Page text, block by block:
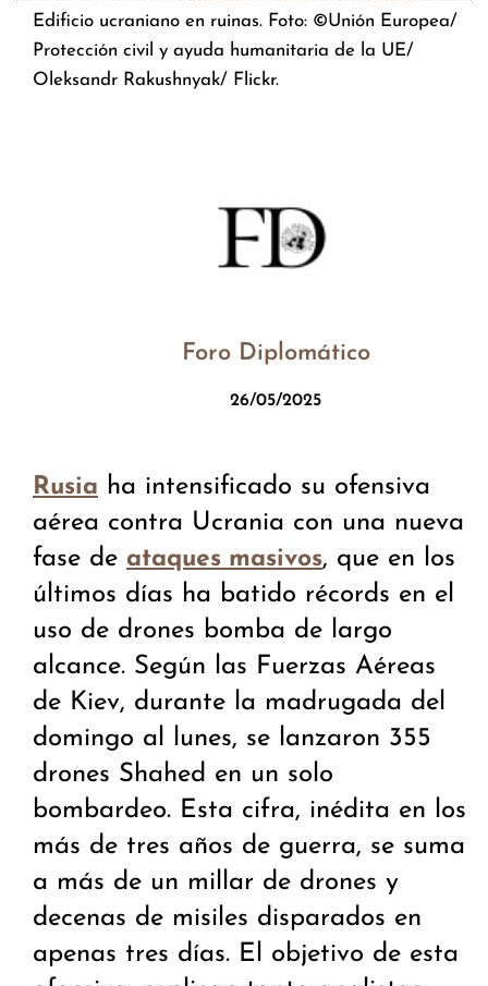
Edificio ucraniano en ruinas. Foto: ©Unión Europea/
Protección civil y ayuda humanitaria de la UE/
Oleksandr Rakushnyak/ Flickr.
Foro Diplomático
26/05/2025
Rusia ha intensificado su ofensiva
aérea contra Ucrania con una nueva
fase de ataques masivos, que en los
últimos días ha batido récords en el
uso de drones bomba de largo
alcance. Según las Fuerzas Aéreas
de Kiev, durante la madrugada del
domingo al lunes, se lanzaron 355
drones Shahed en un solo
bombardeo. Esta cifra, inédita en los
más de tres años de guerra, se suma
a más de un millar de drones y
decenas de misiles disparados en
apenas tres días. El objetivo de esta